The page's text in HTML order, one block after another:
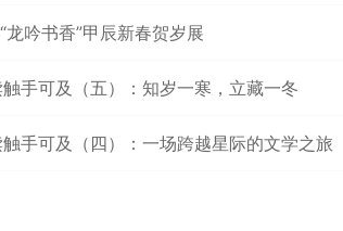
吟书香”甲辰新春贺岁展
手可及（五）：知岁一寒，立藏一冬
手可及（四）：一场跨越星际的文学之旅